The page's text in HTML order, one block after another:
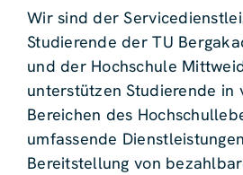
Wir sind der
Studierende der TU
und der Hochschule
unterstützen Studierende in
Bereichen des
umfassende
Bereitstellung von